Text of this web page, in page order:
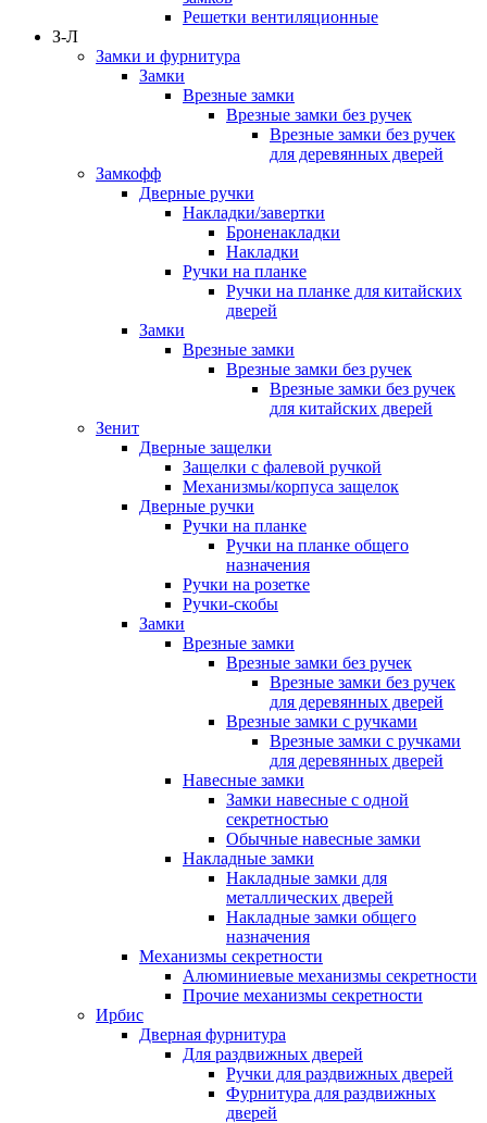
Решетки вентиляционные
З-Л
Замки и фурнитура
Замки
Врезные замки
Врезные замки без ручек
Врезные замки без ручек
для деревянных дверей
Замкофф
Дверные ручки
Накладки/завертки
Броненакладки
Накладки
Ручки на планке
Ручки на планке для китайских
дверей
Замки
Врезные замки
Врезные замки без ручек
Врезные замки без ручек
для китайских дверей
Зенит
Дверные защелки
Защелки с фалевой ручкой
Механизмы/корпуса защелок
Дверные ручки
Ручки на планке
Ручки на планке общего
назначения
Ручки на розетке
Ручки-скобы
Замки
Врезные замки
Врезные замки без ручек
Врезные замки без ручек
для деревянных дверей
Врезные замки с ручками
Врезные замки с ручками
для деревянных дверей
Навесные замки
Замки навесные с одной
секретностью
Обычные навесные замки
Накладные замки
Накладные замки для
металлических дверей
Накладные замки общего
назначения
Механизмы секретности
Алюминиевые механизмы секретности
Прочие механизмы секретности
Ирбис
Дверная фурнитура
Для раздвижных дверей
Ручки для раздвижных дверей
Фурнитура для раздвижных
дверей